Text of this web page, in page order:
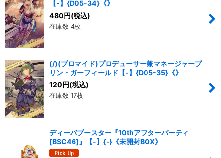
【-】{D05-34}《》
480円(税込)
在庫数 4枚
(/)(ブロマイド)プロデューサー兼マネージャープ
リン・ガーフィールド【-】{D05-35}《》
120円(税込)
在庫数 17枚
ディーバブースター『10thアフターパーティ
[BSC46]』【-】{-}《未開封BOX》